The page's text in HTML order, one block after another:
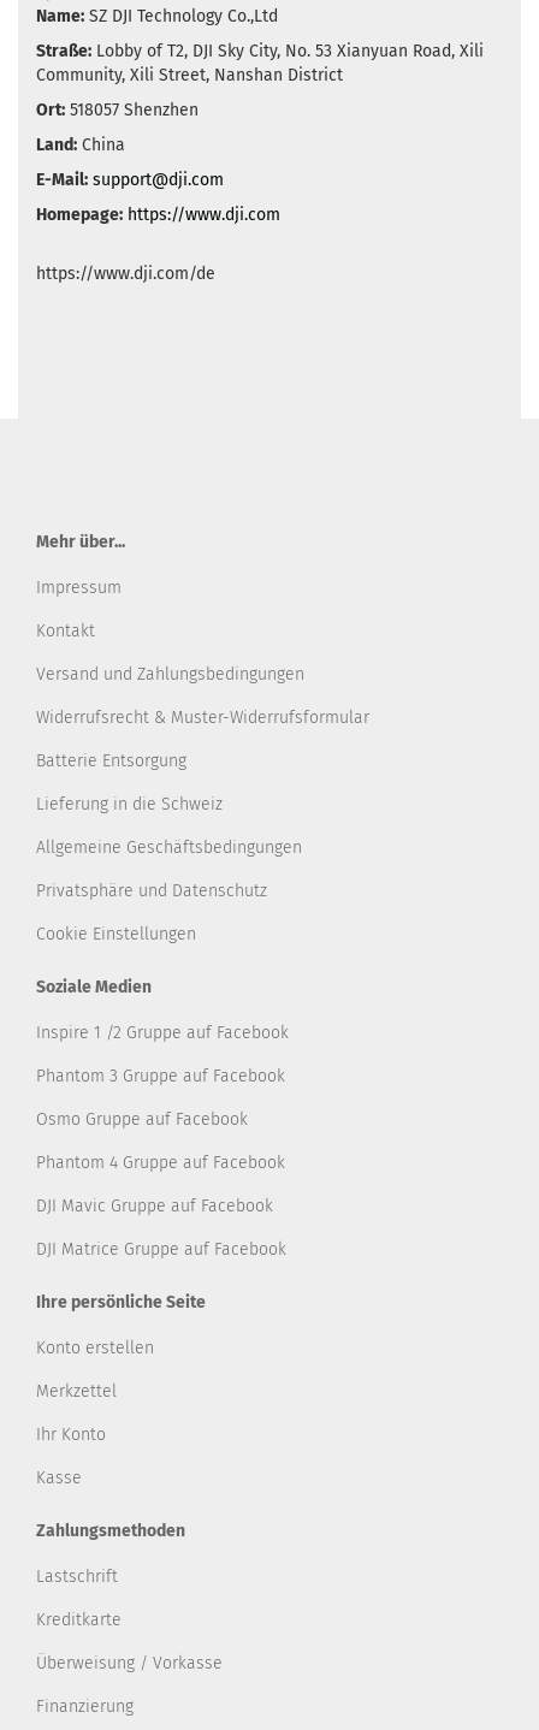
Name: SZ DJI Technology Co.,Ltd
Straße: Lobby of T2, DJI Sky City, No. 53 Xianyuan Road, Xili
Community, Xili Street, Nanshan District
Ort: 518057 Shenzhen
Land: China
E-Mail: support@dji.com
Homepage: https://www.dji.com
https://www.dji.com/de
Mehr über...
Impressum
Kontakt
Versand und Zahlungsbedingungen
Widerrufsrecht & Muster-Widerrufsformular
Batterie Entsorgung
Lieferung in die Schweiz
Allgemeine Geschäftsbedingungen
Privatsphäre und Datenschutz
Cookie Einstellungen
Soziale Medien
Inspire 1 /2 Gruppe auf Facebook
Phantom 3 Gruppe auf Facebook
Osmo Gruppe auf Facebook
Phantom 4 Gruppe auf Facebook
DJI Mavic Gruppe auf Facebook
DJI Matrice Gruppe auf Facebook
Ihre persönliche Seite
Konto erstellen
Merkzettel
Ihr Konto
Kasse
Zahlungsmethoden
Lastschrift
Kreditkarte
Überweisung / Vorkasse
Finanzierung